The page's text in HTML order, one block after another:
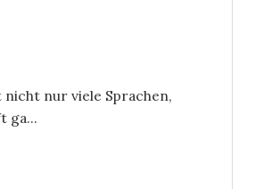
nur viele Sprachen,
ga...